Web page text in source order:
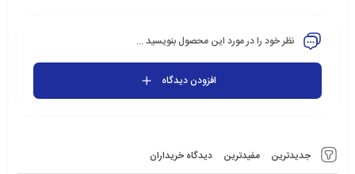
جدیدترین مفیدترین دیدگاه خریداران
نظر خود را در مورد این محصول بنویسید ...
افزودن دیدگاه